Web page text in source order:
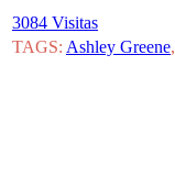
3084 Visitas
TAGS: Ashley Greene,